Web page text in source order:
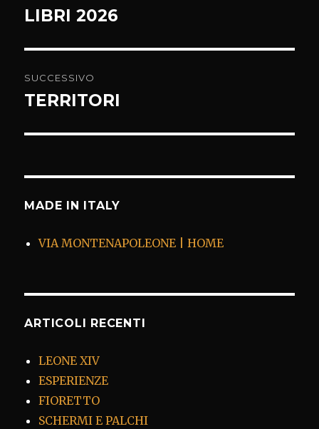
articoli
Articolo
LIBRI 2026
SUCCESSIVO
Articolo
TERRITORI
MADE IN ITALY
VIA MONTENAPOLEONE | HOME
ARTICOLI RECENTI
LEONE XIV
ESPERIENZE
FIORETTO
SCHERMI E PALCHI